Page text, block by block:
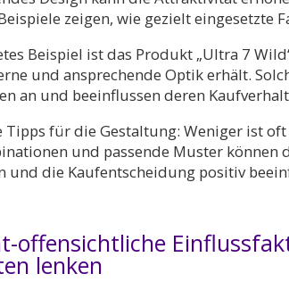
zeigen, wie gezielt eingesetzte
Beispiel ist das Produkt „Ultra 7
und ansprechende Optik erhält.
an und beeinflussen deren
Tipps für die Gestaltung: Weniger ist
und passende Muster
und die Kaufentscheidung positiv
offensichtliche
lenken